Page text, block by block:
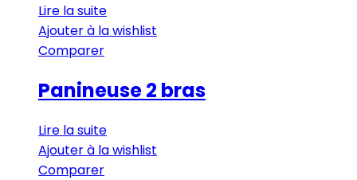
Lire la suite
Ajouter à la wishlist
Comparer
Panineuse 2 bras
Lire la suite
Ajouter à la wishlist
Comparer